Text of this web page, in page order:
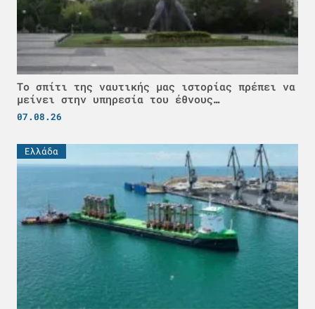
Το σπίτι της ναυτικής μας ιστορίας πρέπει να
μείνει στην υπηρεσία του έθνους…
07.08.26
Ελλάδα